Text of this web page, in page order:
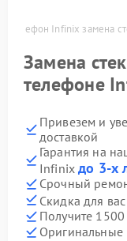
Телефон Infinix замена
Замена
телефоне
Привезем и
доставкой
Гарантия на
Infinixдо 3-х
Срочный
Скидка для
Получите